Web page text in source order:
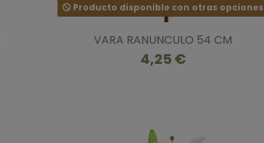
Producto disponible con otras opciones
VARA RANUNCULO 54 CM
4,25 €